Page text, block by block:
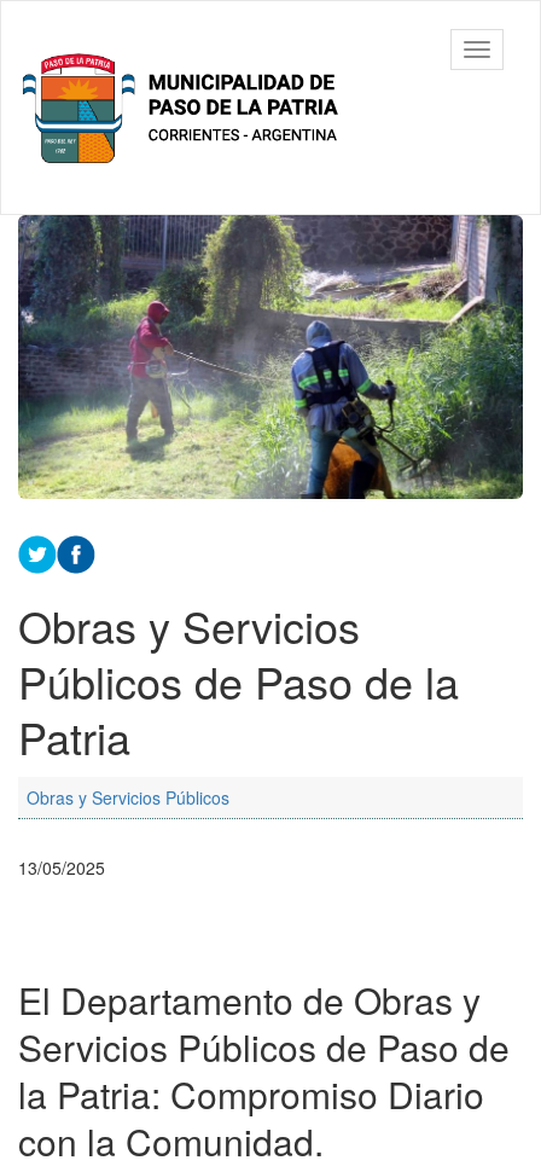
contenido
principal
Municipalidad
de Paso De
La Patria
barra
Contenido
principal
Obras y Servicios
Públicos de Paso de la
Patria
Obras y Servicios Públicos
13/05/2025
El Departamento de Obras y
Servicios Públicos de Paso de
la Patria: Compromiso Diario
con la Comunidad.